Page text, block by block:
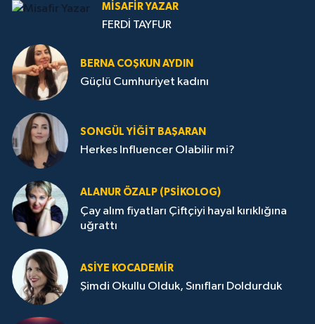
MISAFIR YAZAR
FERDİ TAYFUR
BERNA COŞKUN AYDIN
Güçlü Cumhuriyet kadını
SONGÜL YIĞIT BAŞARAN
Herkes Influencer Olabilir mi?
ALANUR ÖZALP (PSIKOLOG)
Çay alım fiyatları Çiftçiyi hayal kırıklığına
uğrattı
ASIYE KOCADEMİR
Şimdi Okullu Olduk, Sınıfları Doldurduk